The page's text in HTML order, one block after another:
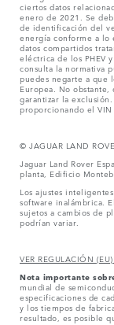
ciertos datos
enero de 2021. Se
de identificación del
energía conforme a lo
datos compartidos
eléctrica de los PHEV
consulta la normativa
puedes negarte a que
Europea. No
garantizar la exclusión.
proporcionando el
© JAGUAR LAND
Jaguar Land Rover
planta, Edificio
Los ajustes
software inalámbrica.
sujetos a cambios de
podrían variar.
VER REGULACIÓN
Nota importante
mundial de
especificaciones de
y los tiempos de
resultado, es posible